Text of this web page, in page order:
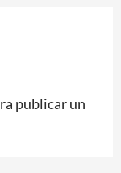
publicar un